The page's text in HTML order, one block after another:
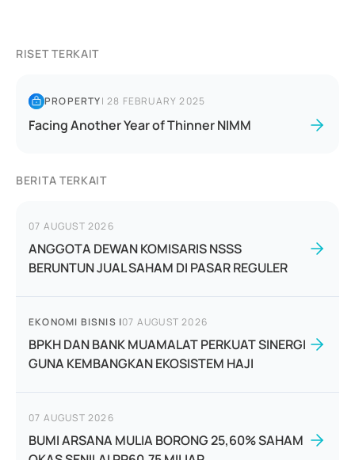
RISET TERKAIT
PROPERTY|28 FEBRUARY 2025
Facing Another Year of Thinner NIMM
BERITA TERKAIT
07 AUGUST 2026
ANGGOTA DEWAN KOMISARIS NSSS
BERUNTUN JUAL SAHAM DI PASAR REGULER
EKONOMI BISNIS |07 AUGUST 2026
BPKH DAN BANK MUAMALAT PERKUAT SINERGI
GUNA KEMBANGKAN EKOSISTEM HAJI
07 AUGUST 2026
BUMI ARSANA MULIA BORONG 25,60% SAHAM